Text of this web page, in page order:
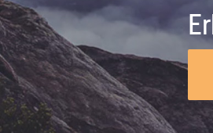
Unternehmen lohnt, wie man sich
vorbereitet und wie ein Vorab-Anruf
abläuft.